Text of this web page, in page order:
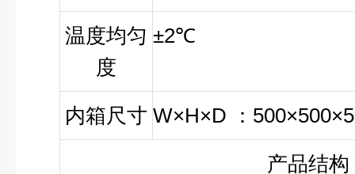
温度均匀
度
±2℃
内箱尺寸 W×H×D ：
产品结构